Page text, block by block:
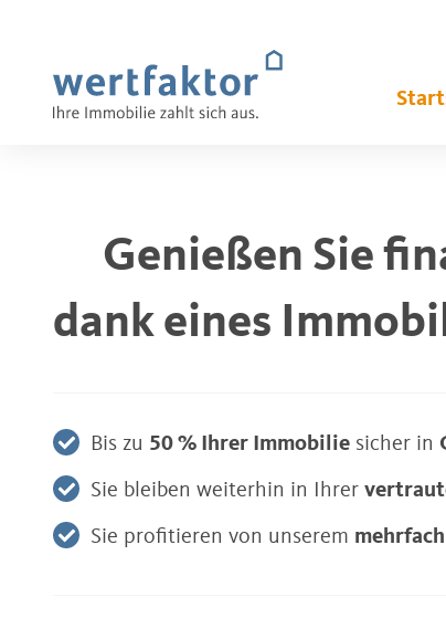
Genießen Sie
dank eines
Bis zu 50 % Ihrer Immobilie sicher in
Sie bleiben weiterhin in Ihrer
Sie profitieren von unserem